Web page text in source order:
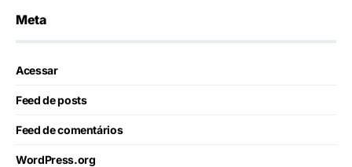
Meta
Acessar
Feed de posts
Feed de comentários
WordPress.org